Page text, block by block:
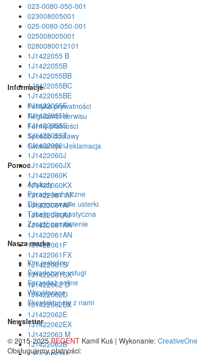
023-0080-050-001
023008005001
025-0080-050-001
025008005001
0280080012101
1J1422055 B
1J1422055B
1J1422055BB
1J1422055BC
1J1422055BE
1J1422055F
1J1422055H
1J1422055S
1J1422055T
1J1422060 J
1J1422060J
1J1422060JX
1J1422060K
1J1422060KX
1J1422061 AF
1J1422061AF
1J1422061AJ
1J1422061AK
1J1422061AN
1J1422061F
1J1422061FX
1J1422061S
1J1422061SX
1J1422062 D
1J1422062D
1J1422062DX
1J1422062E
1J1422062EX
1J1422063 M
1J1422063B
Informacje
Polityka prywatności
Regulamin serwisu
Formy płatności
Sposób dostawy
Gwarancja i reklamacja
Pomoc
Artykuły
Porady techniczne
Diagnozowanie usterki
Tabela diagnostyczna
Znajdź zamówienie
Nasza marka
Kim jesteśmy
Świadczone usługi
Sprzedaż online
Współpraca
Skontaktuj się z nami
Newsletter
© 2015-2025REGENT Kamil Kuś | Wykonanie: CreativeOne
Obsługujemy płatności: